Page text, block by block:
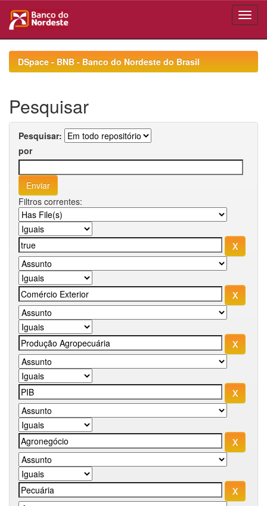
navigationDSpace - BNB - Banco do Nordeste do Brasil
Pesquisar
Pesquisar:
por
Filtros correntes: